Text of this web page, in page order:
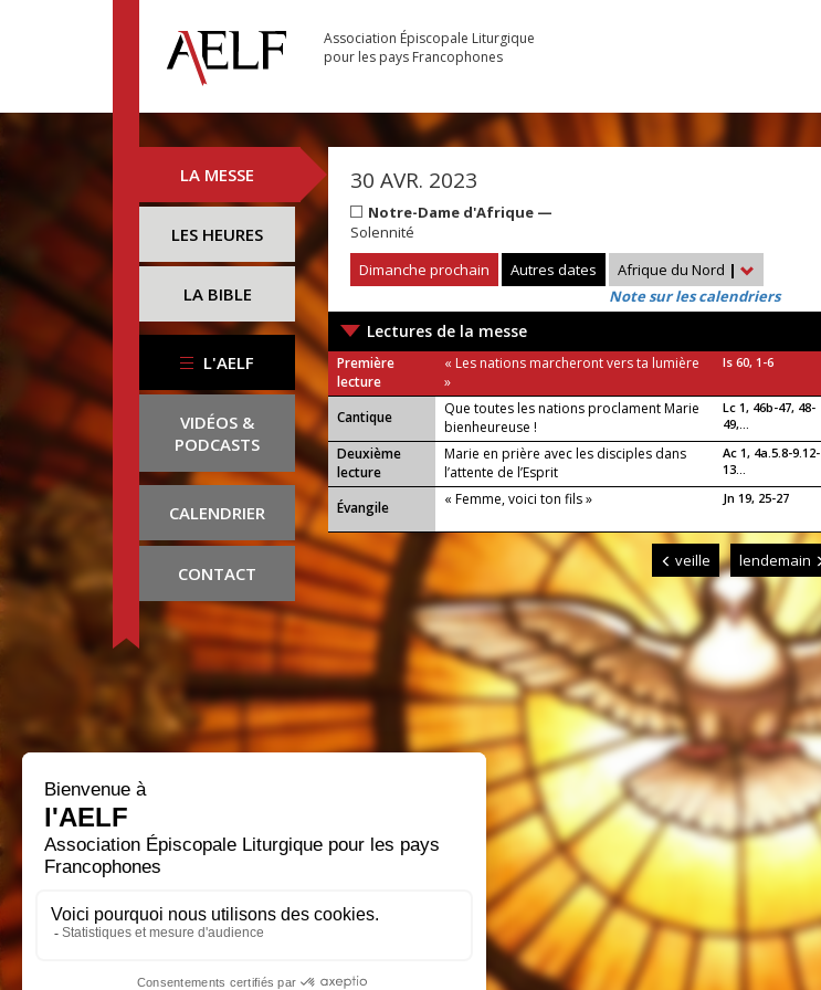
Association Épiscopale Liturgique
pour les pays Francophones
LA MESSE
LES HEURES
LA BIBLE
L'AELF
VIDÉOS &
PODCASTS
CALENDRIER
CONTACT
30 AVR. 2023
Notre-Dame d'Afrique —
Solennité
Dimanche prochain
Autres dates Afrique du Nord |
Note sur les calendriers
Lectures de la messe
Première
lecture
« Les nations marcheront vers ta lumière
»
Is 60, 1-6
Cantique
Que toutes les nations proclament Marie
bienheureuse !
Lc 1, 46b-47, 48-
49,...
Deuxième
lecture
Marie en prière avec les disciples dans
l’attente de l’Esprit
Ac 1, 4a.5.8-9.12-
13...
Évangile « Femme, voici ton fils » Jn 19, 25-27
veille lendemain